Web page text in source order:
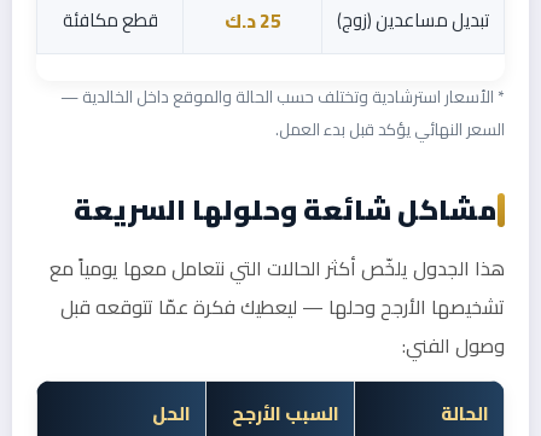
تبديل مساعدين (زوج)
25 د.ك قطع مكافئة
* الأسعار استرشادية وتختلف حسب الحالة والموقع داخل الخالدية —
السعر النهائي يؤكد قبل بدء العمل.
مشاكل شائعة وحلولها السريعة
هذا الجدول يلخّص أكثر الحالات التي نتعامل معها يومياً مع
تشخيصها الأرجح وحلها — ليعطيك فكرة عمّا تتوقعه قبل
وصول الفني:
الحالة السبب الأرجح
الحل